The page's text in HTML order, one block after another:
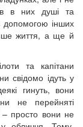
в них душі та
допомогою інших
життя, а ще й
та капітани
свідомо ідуть у
гинуть, вони
не перейняті
просто вони не